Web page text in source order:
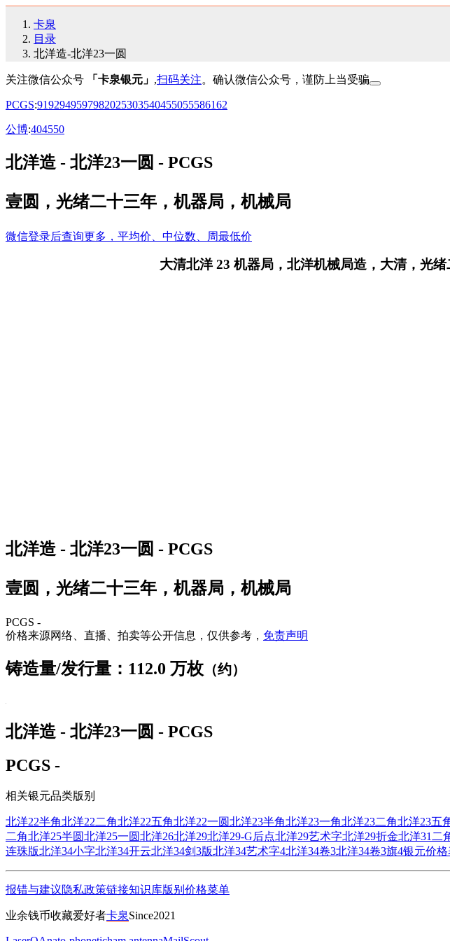
卡泉
目录
北洋造-北洋23一圆
关注微信公众号 「卡泉银元」 ,扫码关注。确认微信公众号，谨防上当受骗
PCGS:9192949597982025303540455055586162
公博:404550
北洋造 - 北洋23一圆 - PCGS
壹圆，光绪二十三年，机器局，机械局
微信登录后查询更多，平均价、中位数、周最低价
大清北洋 23 机器局，北洋机械局造，大清，光
北洋造 - 北洋23一圆 - PCGS
壹圆，光绪二十三年，机器局，机械局
PCGS -
价格来源网络、直播、拍卖等公开信息，仅供参考， 免责声明
铸造量/发行量：112.0 万枚 （约）
北洋造 - 北洋23一圆 - PCGS
PCGS -
相关银元品类版别
北洋22半角北洋22二角北洋22五角北洋22一圆北洋23半角北洋23一角北洋23二角北洋23五
二角北洋25半圆北洋25一圆北洋26北洋29北洋29-G后点北洋29艺术字北洋29折金北洋31二
连珠版北洋34小字北洋34开云北洋34剑3版北洋34艺术字4北洋34卷3北洋34卷3旗4银元价格
报错与建议隐私政策链接知识库版别 价格菜单
业余钱币收藏爱好者卡泉Since2021